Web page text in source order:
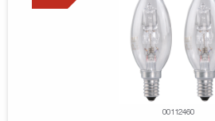
00112460